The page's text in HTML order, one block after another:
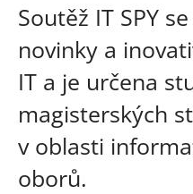
Soutěž IT SPY
novinky a
IT a je určena
magisterských
v oblasti
oborů.